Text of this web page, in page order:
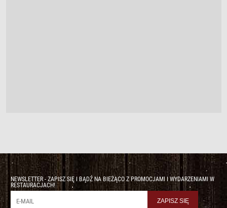
NEWSLETTER - ZAPISZ SIĘ I BĄDŹ NA BIEŻĄCO Z PROMOCJAMI I WYDARZENIAMI W
RESTAURACJACH!